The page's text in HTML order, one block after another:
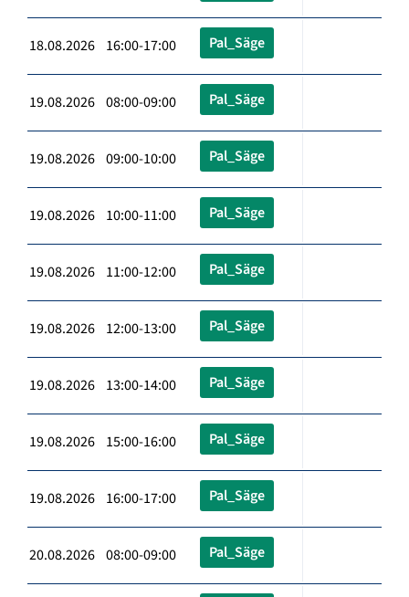
18.08.2026 16:00-17:00 Pal_Säge
19.08.2026 08:00-09:00 Pal_Säge
19.08.2026 09:00-10:00 Pal_Säge
19.08.2026 10:00-11:00 Pal_Säge
19.08.2026 11:00-12:00 Pal_Säge
19.08.2026 12:00-13:00 Pal_Säge
19.08.2026 13:00-14:00 Pal_Säge
19.08.2026 15:00-16:00 Pal_Säge
19.08.2026 16:00-17:00 Pal_Säge
20.08.2026 08:00-09:00 Pal_Säge